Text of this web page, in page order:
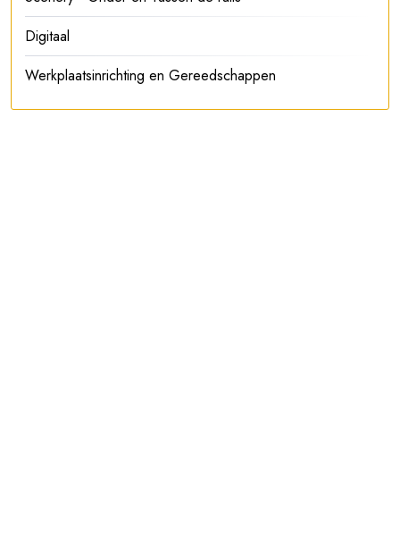
Digitaal
Werkplaatsinrichting en Gereedschappen